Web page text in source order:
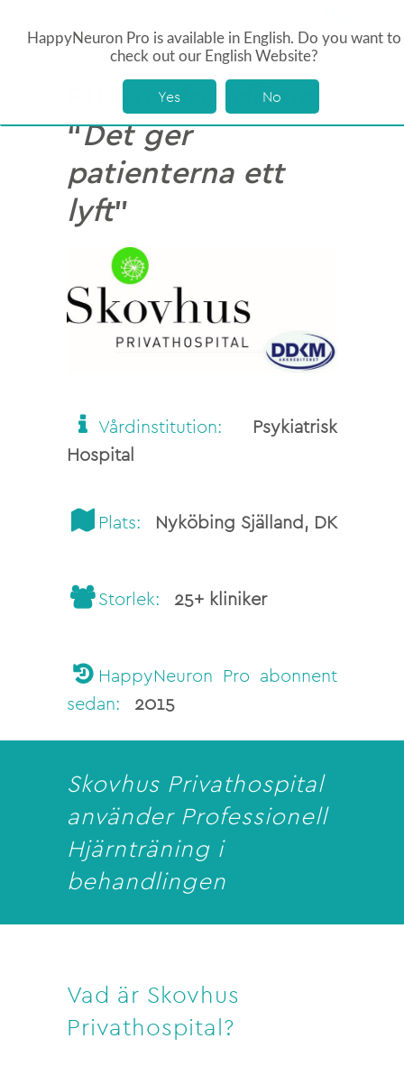
Ett kundomdöme:
“Det ger
patienterna ett
lyft”
Vårdinstitution:
Psykiatrisk
Hospital
Plats: Nyköbing Själland, DK
Storlek: 25+ kliniker
HappyNeuron Pro abonnent
sedan:
2015
Skovhus Privathospital
använder Professionell
Hjärnträning i
behandlingen
Vad är Skovhus
Privathospital?
HappyNeuron Pro is available in English. Do you want to
check out our English Website?
Yes No